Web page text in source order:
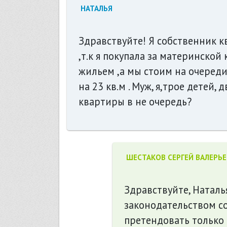
НАТАЛЬЯ
Здравствуйте! Я собственник
,т.к я покупала за
жильем ,а мы стоим на
на 23 кв.м . Муж, я,трое
квартиры в не очередь?
ШЕСТАКОВ СЕРГЕЙ
Здравствуйте,
законодательством
претендовать